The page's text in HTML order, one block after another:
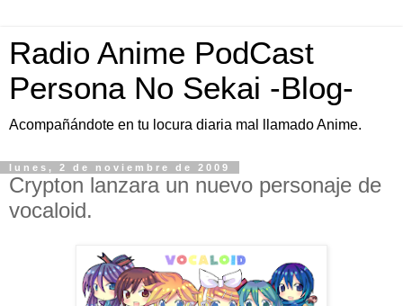
Radio Anime PodCast
Persona No Sekai -Blog-
Acompañándote en tu locura diaria mal llamado Anime.
lunes, 2 de noviembre de 2009
Crypton lanzara un nuevo personaje de
vocaloid.